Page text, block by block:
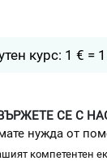
курс: 1 € =
СЕ С
нужда от
компетентен